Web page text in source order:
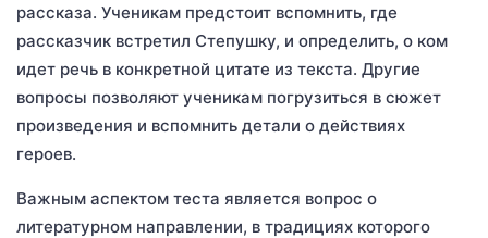
рассказа. Ученикам предстоит вспомнить, где
рассказчик встретил Степушку, и определить, о ком
идет речь в конкретной цитате из текста. Другие
вопросы позволяют ученикам погрузиться в сюжет
произведения и вспомнить детали о действиях
героев.
Важным аспектом теста является вопрос о
литературном направлении, в традициях которого